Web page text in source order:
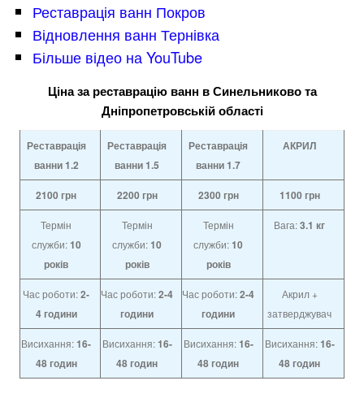
Реставрація ванн Покров
Відновлення ванн Тернівка
Більше відео на YouTube
Ціна за реставрацію ванн в Синельниково та
Дніпропетровській області
Реставрація
ванни 1.2
Реставрація
ванни1.5
Реставрація
ванни1.7
АКРИЛ
2100 грн 2200 грн 2300 грн 1100 грн
Термін
служби:10
років
Термін
служби:10
років
Термін
служби:10
років
Вага:3.1 кг
Час роботи:2-
4 години
Час роботи:2-4
години
Час роботи:2-4
години
Акрил +
затверджувач
Висихання:16-
48 годин
Висихання:16-
48 годин
Висихання:16-
48 годин
Висихання:16-
48 годин